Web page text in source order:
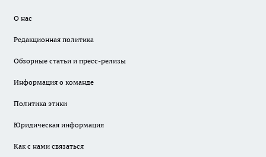
О нас
Редакционная политика
Обзорные статьи и пресс-релизы
Информация о команде
Политика этики
Юридическая информация
Как с нами связаться